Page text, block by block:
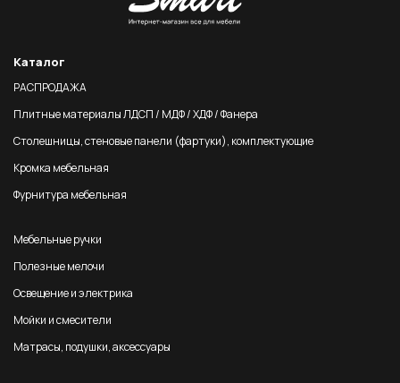
Каталог
РАСПРОДАЖА
Плитные материалы ЛДСП / МДФ / ХДФ / Фанера
Столешницы, стеновые панели (фартуки), комплектующие
Кромка мебельная
Фурнитура мебельная
Мебельные ручки
Полезные мелочи
Освещение и электрика
Мойки и смесители
Матрасы, подушки, аксессуары